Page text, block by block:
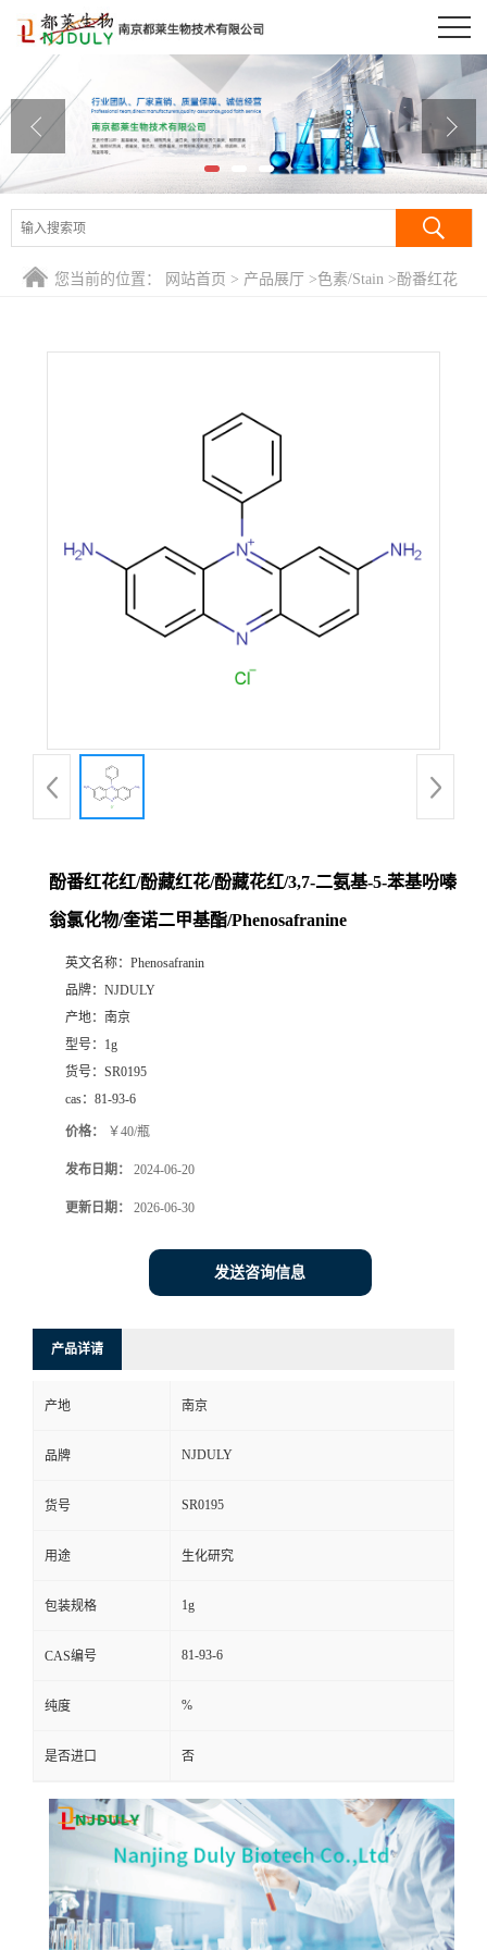
公司首页
公司介绍
公司动态
产品展厅
证书荣誉
您当前的位置： 网站首页 > 产品展厅 >色素/Stain >酚番红花
酚番红花红/酚藏红花/酚藏花红/3,7-二氨基-5-苯基吩嗪
翁氯化物/奎诺二甲基酯/Phenosafranine
英文名称： Phenosafranin
品牌： NJDULY
产地： 南京
型号： 1g
货号： SR0195
cas： 81-93-6
价格： ￥40/瓶
发布日期： 2024-06-20
更新日期： 2026-06-30
发送咨询信息
产品详请
产地 南京
品牌 NJDULY
货号 SR0195
用途 生化研究
包装规格 1g
CAS编号 81-93-6
纯度 %
是否进口 否